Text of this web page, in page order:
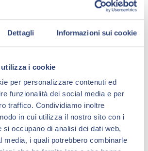
Dettagli Informazioni sui cookie
i cookie
per personalizzare contenuti ed
funzionalità dei social media e per
traffico. Condividiamo inoltre
in cui utilizza il nostro sito con i
si occupano di analisi dei dati web,
media, i quali potrebbero combinarle
con due interventi
digitalizzazione della
e agli impatti operativi del
aziende multi-sede.
tenuti da Giacomo
Tecnico di GWS Srl, e
agli aspetti pratici e
della transizione digitale
ambientale.